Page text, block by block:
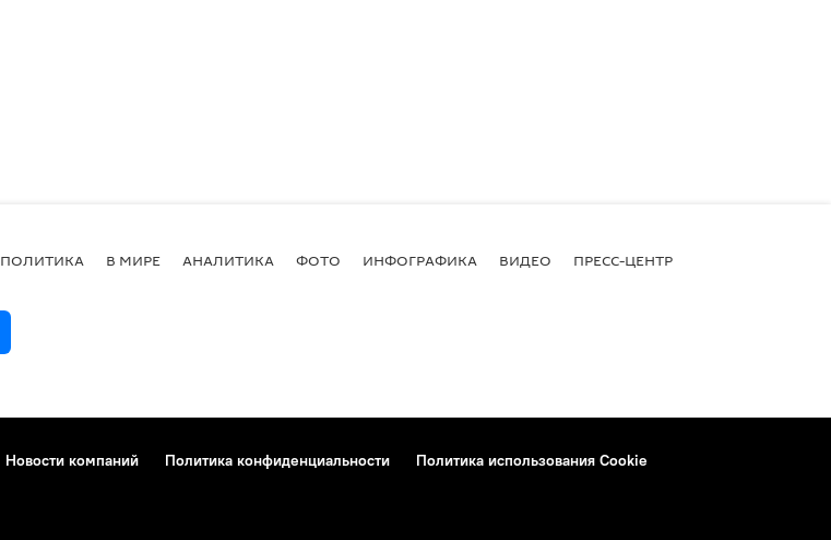
ПОЛИТИКА В МИРЕ АНАЛИТИКА ФОТО ИНФОГРАФИКА ВИДЕО ПРЕСС-ЦЕНТР
Новости компаний Политика конфиденциальности
Политика использования Cookie